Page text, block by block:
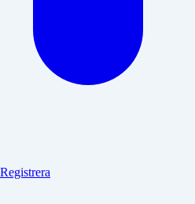
Registrera